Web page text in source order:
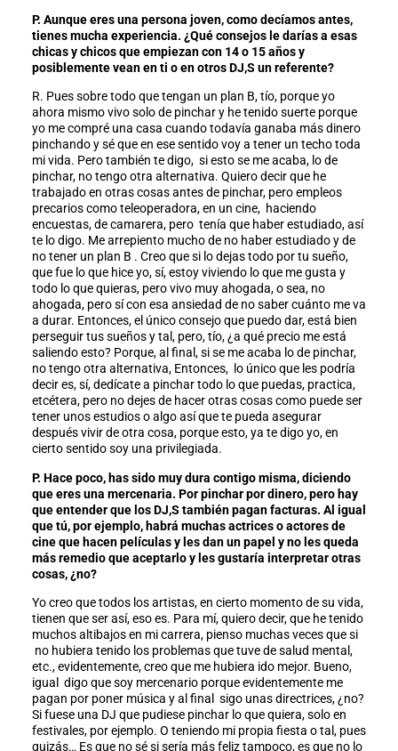
P. Aunque eres una persona joven, como decíamos antes,
tienes mucha experiencia. ¿Qué consejos le darías a esas
chicas y chicos que empiezan con 14 o 15 años y
posiblemente vean en ti o en otros DJ,S un referente?
R. Pues sobre todo que tengan un plan B, tío, porque yo
ahora mismo vivo solo de pinchar y he tenido suerte porque
yo me compré una casa cuando todavía ganaba más dinero
pinchando y sé que en ese sentido voy a tener un techo toda
mi vida. Pero también te digo, si esto se me acaba, lo de
pinchar, no tengo otra alternativa. Quiero decir que he
trabajado en otras cosas antes de pinchar, pero empleos
precarios como teleoperadora, en un cine, haciendo
encuestas, de camarera, pero tenía que haber estudiado, así
te lo digo. Me arrepiento mucho de no haber estudiado y de
no tener un plan B . Creo que si lo dejas todo por tu sueño,
que fue lo que hice yo, sí, estoy viviendo lo que me gusta y
todo lo que quieras, pero vivo muy ahogada, o sea, no
ahogada, pero sí con esa ansiedad de no saber cuánto me va
a durar. Entonces, el único consejo que puedo dar, está bien
perseguir tus sueños y tal, pero, tío, ¿a qué precio me está
saliendo esto? Porque, al final, si se me acaba lo de pinchar,
no tengo otra alternativa, Entonces, lo único que les podría
decir es, sí, dedícate a pinchar todo lo que puedas, practica,
etcétera, pero no dejes de hacer otras cosas como puede ser
tener unos estudios o algo así que te pueda asegurar
después vivir de otra cosa, porque esto, ya te digo yo, en
cierto sentido soy una privilegiada.
P. Hace poco, has sido muy dura contigo misma, diciendo
que eres una mercenaria. Por pinchar por dinero, pero hay
que entender que los DJ,S también pagan facturas. Al igual
que tú, por ejemplo, habrá muchas actrices o actores de
cine que hacen películas y les dan un papel y no les queda
más remedio que aceptarlo y les gustaría interpretar otras
cosas, ¿no?
Yo creo que todos los artistas, en cierto momento de su vida,
tienen que ser así, eso es. Para mí, quiero decir, que he tenido
muchos altibajos en mi carrera, pienso muchas veces que si
no hubiera tenido los problemas que tuve de salud mental,
etc., evidentemente, creo que me hubiera ido mejor. Bueno,
igual digo que soy mercenario porque evidentemente me
pagan por poner música y al final sigo unas directrices, ¿no?
Si fuese una DJ que pudiese pinchar lo que quiera, solo en
festivales, por ejemplo. O teniendo mi propia fiesta o tal, pues
quizás… Es que no sé si sería más feliz tampoco, es que no lo